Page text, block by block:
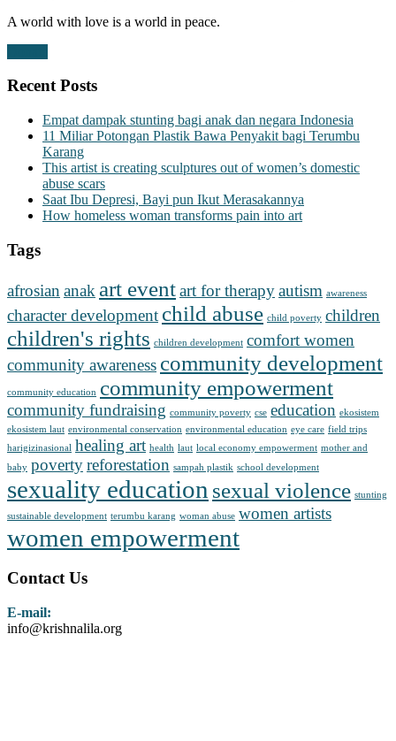
A world with love is a world in peace.
Recent Posts
Empat dampak stunting bagi anak dan negara Indonesia
11 Miliar Potongan Plastik Bawa Penyakit bagi Terumbu
Karang
This artist is creating sculptures out of women’s domestic
abuse scars
Saat Ibu Depresi, Bayi pun Ikut Merasakannya
How homeless woman transforms pain into art
Tags
afrosian anak art eventart for therapyautism awareness
character development child abuse child poverty children
children's rights children development comfort women
community awareness community development
community education community empowerment
community fundraising community poverty cse education ekosistem
ekosistem laut environmental conservation environmental education eye care field trips
harigizinasional healing art health laut local economy empowerment mother and
baby povertyreforestation sampah plastik school development
sexuality education sexual violence stunting
sustainable development terumbu karang woman abuse women artists
women empowerment
Contact Us
E-mail:
info@krishnalila.org